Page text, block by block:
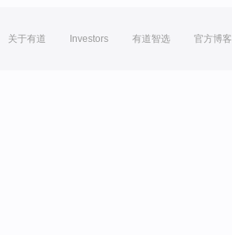
关于有道 Investors 有道智选 官方博客